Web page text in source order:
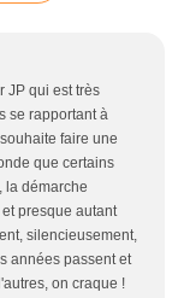
JP qui est très
se rapportant à
faire une
que certains
la démarche
presque autant
silencieusement,
années passent et
on craque !